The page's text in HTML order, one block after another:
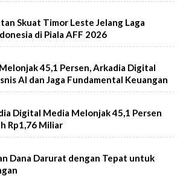
Skuat Timor Leste Jelang Laga
di Piala AFF 2026
45,1 Persen, Arkadia Digital
AI dan Jaga Fundamental Keuangan
Digital Media Melonjak 45,1 Persen
Rp1,76 Miliar
Dana Darurat dengan Tepat untuk